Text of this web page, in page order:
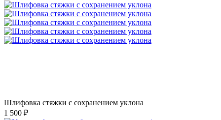
Шлифовка стяжки с сохранением уклона
1 500 ₽